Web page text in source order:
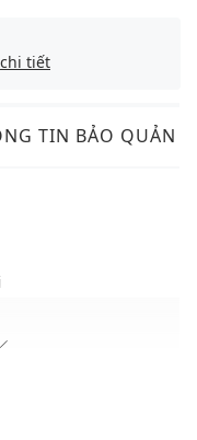
chi tiết
TIN BẢO QUẢN
nhiều trang phục khác